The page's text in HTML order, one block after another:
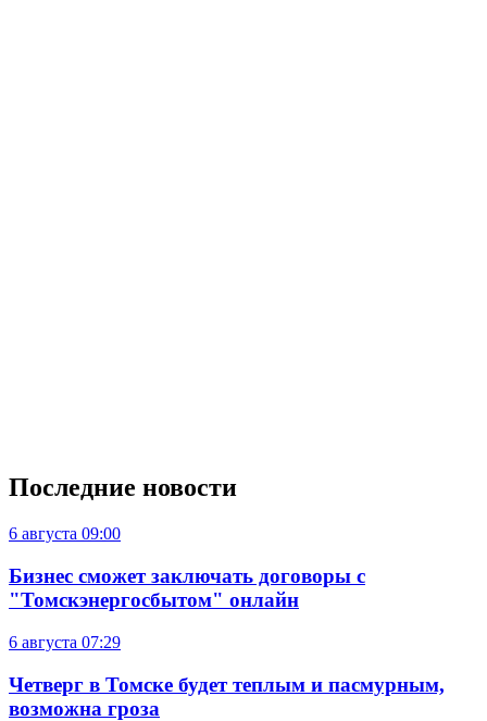
Последние новости
6 августа 09:00
Бизнес сможет заключать договоры с
"Томскэнергосбытом" онлайн
6 августа 07:29
Четверг в Томске будет теплым и пасмурным,
возможна гроза